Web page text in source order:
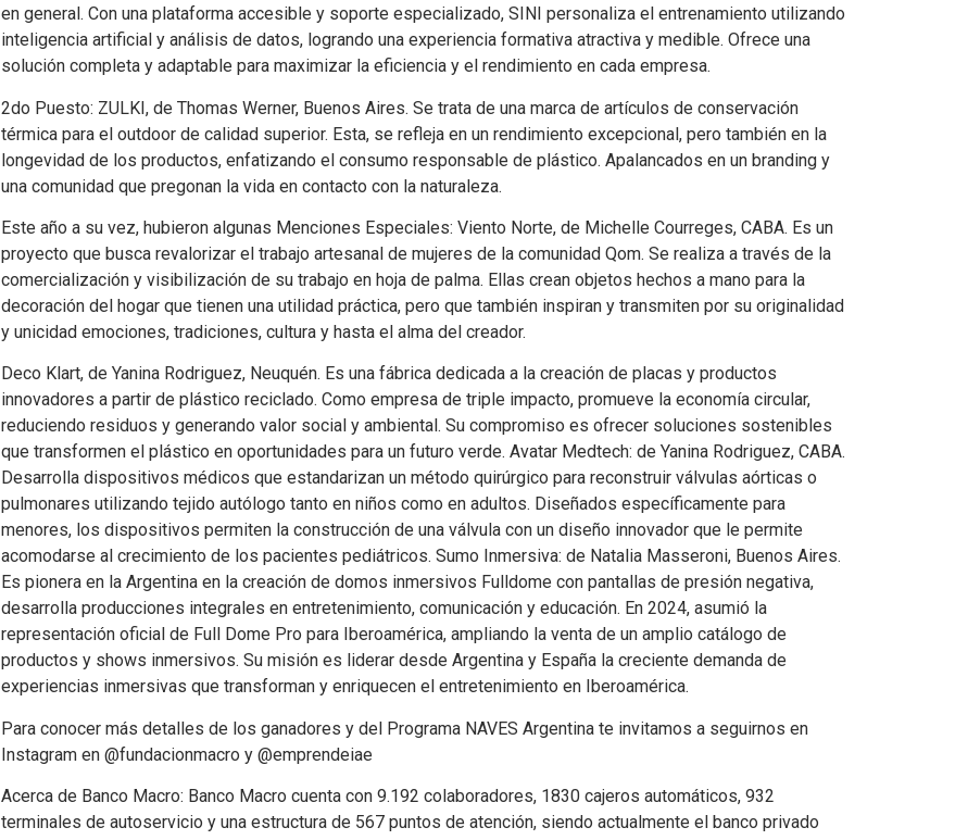
en general. Con una plataforma accesible y soporte especializado, SINI personaliza el entrenamiento utilizando
inteligencia artificial y análisis de datos, logrando una experiencia formativa atractiva y medible. Ofrece una
solución completa y adaptable para maximizar la eficiencia y el rendimiento en cada empresa.
2do Puesto: ZULKI, de Thomas Werner, Buenos Aires. Se trata de una marca de artículos de conservación
térmica para el outdoor de calidad superior. Esta, se refleja en un rendimiento excepcional, pero también en la
longevidad de los productos, enfatizando el consumo responsable de plástico. Apalancados en un branding y
una comunidad que pregonan la vida en contacto con la naturaleza.
Este año a su vez, hubieron algunas Menciones Especiales: Viento Norte, de Michelle Courreges, CABA. Es un
proyecto que busca revalorizar el trabajo artesanal de mujeres de la comunidad Qom. Se realiza a través de la
comercialización y visibilización de su trabajo en hoja de palma. Ellas crean objetos hechos a mano para la
decoración del hogar que tienen una utilidad práctica, pero que también inspiran y transmiten por su originalidad
y unicidad emociones, tradiciones, cultura y hasta el alma del creador.
Deco Klart, de Yanina Rodriguez, Neuquén. Es una fábrica dedicada a la creación de placas y productos
innovadores a partir de plástico reciclado. Como empresa de triple impacto, promueve la economía circular,
reduciendo residuos y generando valor social y ambiental. Su compromiso es ofrecer soluciones sostenibles
que transformen el plástico en oportunidades para un futuro verde. Avatar Medtech: de Yanina Rodriguez, CABA.
Desarrolla dispositivos médicos que estandarizan un método quirúrgico para reconstruir válvulas aórticas o
pulmonares utilizando tejido autólogo tanto en niños como en adultos. Diseñados específicamente para
menores, los dispositivos permiten la construcción de una válvula con un diseño innovador que le permite
acomodarse al crecimiento de los pacientes pediátricos. Sumo Inmersiva: de Natalia Masseroni, Buenos Aires.
Es pionera en la Argentina en la creación de domos inmersivos Fulldome con pantallas de presión negativa,
desarrolla producciones integrales en entretenimiento, comunicación y educación. En 2024, asumió la
representación oficial de Full Dome Pro para Iberoamérica, ampliando la venta de un amplio catálogo de
productos y shows inmersivos. Su misión es liderar desde Argentina y España la creciente demanda de
experiencias inmersivas que transforman y enriquecen el entretenimiento en Iberoamérica.
Para conocer más detalles de los ganadores y del Programa NAVES Argentina te invitamos a seguirnos en
Instagram en @fundacionmacro y @emprendeiae
Acerca de Banco Macro: Banco Macro cuenta con 9.192 colaboradores, 1830 cajeros automáticos, 932
terminales de autoservicio y una estructura de 567 puntos de atención, siendo actualmente el banco privado